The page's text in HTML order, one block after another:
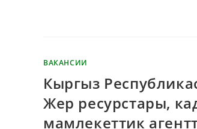
ВАКАНСИИ
Кыргыз
Жер ресурстары,
мамлекеттик